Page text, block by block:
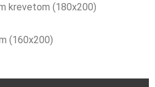
krevetom (180x200)
(160x200)